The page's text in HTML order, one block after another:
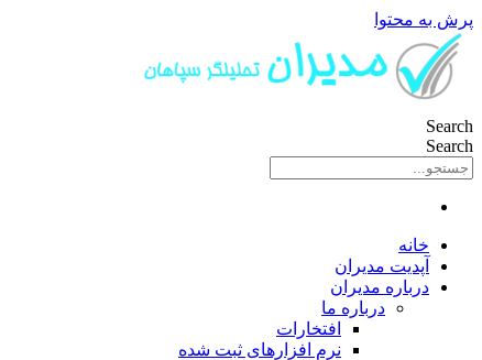
پرش به محتوا
Search
Search
خانه
آپدیت مدیران
درباره مدیران
درباره ما
افتخارات
نرم افزارهای ثبت شده